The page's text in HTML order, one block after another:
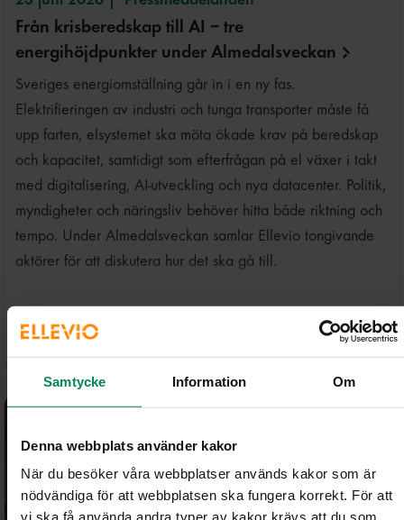
Samtycke Information Om
Denna webbplats använder kakor
När du besöker våra webbplatser används kakor som är
nödvändiga för att webbplatsen ska fungera korrekt. För att
vi ska få använda andra typer av kakor krävs att du som
Från krisberedskap till AI – tre
energihöjdpunkter under Almedalsveckan
Sveriges energiomställning går in i en ny fas.
Elektrifieringen av industri och tunga transporter måste få
upp farten, elsystemet ska möta ökade krav på beredskap
och kapacitet, samtidigt som efterfrågan på el växer i takt
med digitalisering, AI-utveckling och nya datacenter. Politik,
myndigheter och näringsliv behöver hitta både riktning och
tempo. Under Almedalsveckan samlar Ellevio tongivande
aktörer för att diskutera hur det ska gå till.
Ellevio